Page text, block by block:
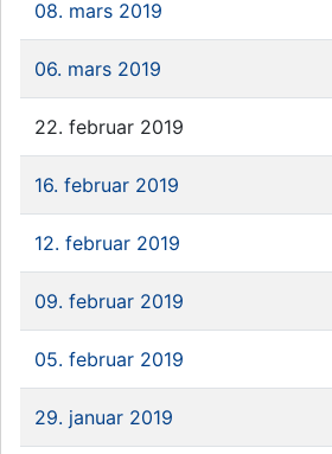
08. mars 2019
06. mars 2019
22. februar 2019
16. februar 2019
12. februar 2019
09. februar 2019
05. februar 2019
29. januar 2019